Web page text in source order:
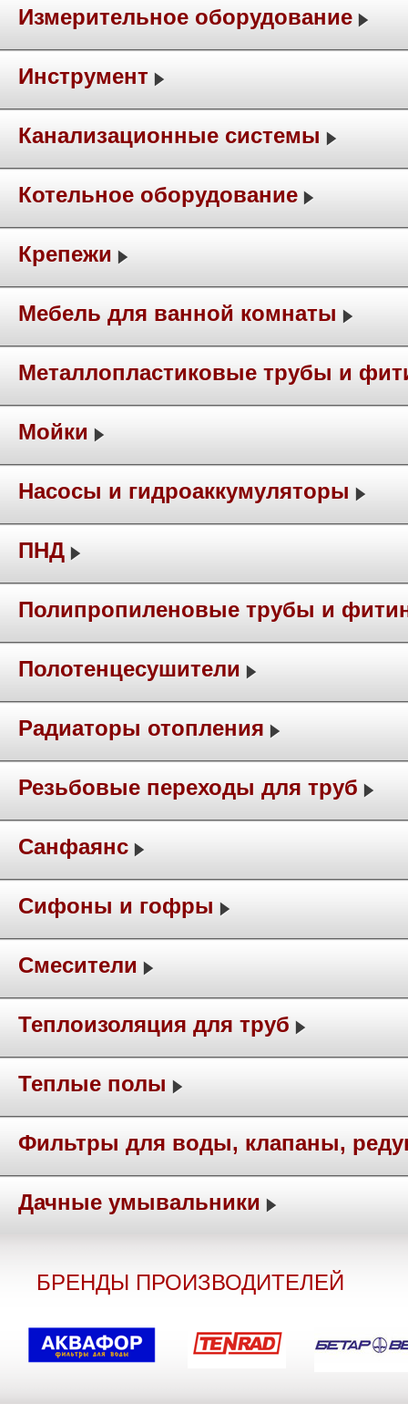
Измерительное оборудование
Инструмент
Канализационные системы
Котельное оборудование
Крепежи
Мебель для ванной комнаты
Металлопластиковые трубы и
Мойки
Насосы и гидроаккумуляторы
ПНД
Полипропиленовые трубы и
Полотенцесушители
Радиаторы отопления
Резьбовые переходы для труб
Санфаянс
Сифоны и гофры
Смесители
Теплоизоляция для труб
Теплые полы
Фильтры для воды, клапаны,
Дачные умывальники
БРЕНДЫ ПРОИЗВОДИТЕЛЕЙ